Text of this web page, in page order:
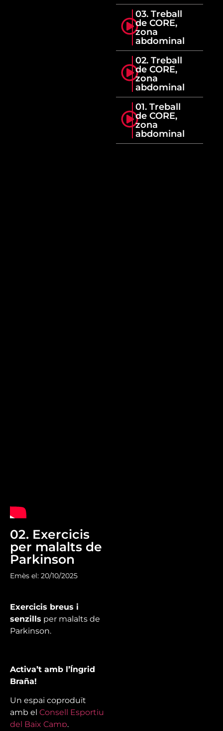
02. Exercicis
per malalts de
Parkinson
Emès el: 20/10/2025
Exercicis breus i
senzills per malalts de
Parkinson.
Activa’t amb l’Íngrid
Braña!
Un espai coproduït
amb el Consell Esportiu
del Baix Camp.
03. Treball
de CORE,
zona
abdominal
02. Treball
de CORE,
zona
abdominal
01. Treball
de CORE,
zona
abdominal